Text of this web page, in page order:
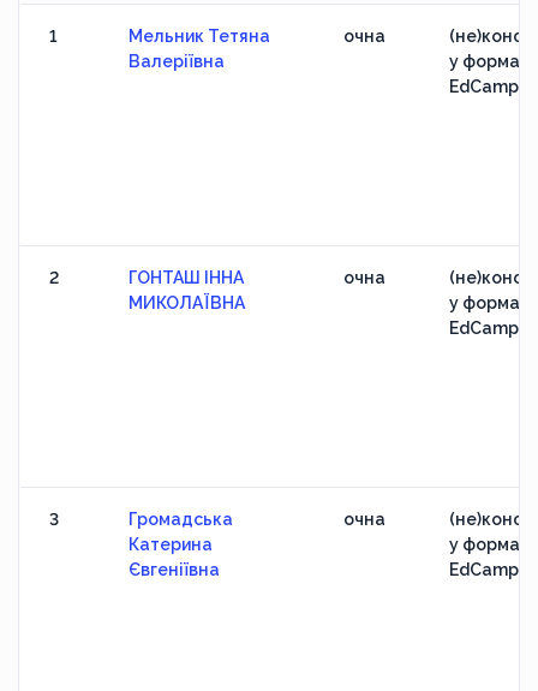
1
Мельник Тетяна
Валеріївна
очна
у форматі
EdCamp
2
ГОНТАШ ІННА
МИКОЛАЇВНА
очна
у форматі
EdCamp
3
Громадська
Катерина
Євгеніївна
очна
у форматі
EdCamp